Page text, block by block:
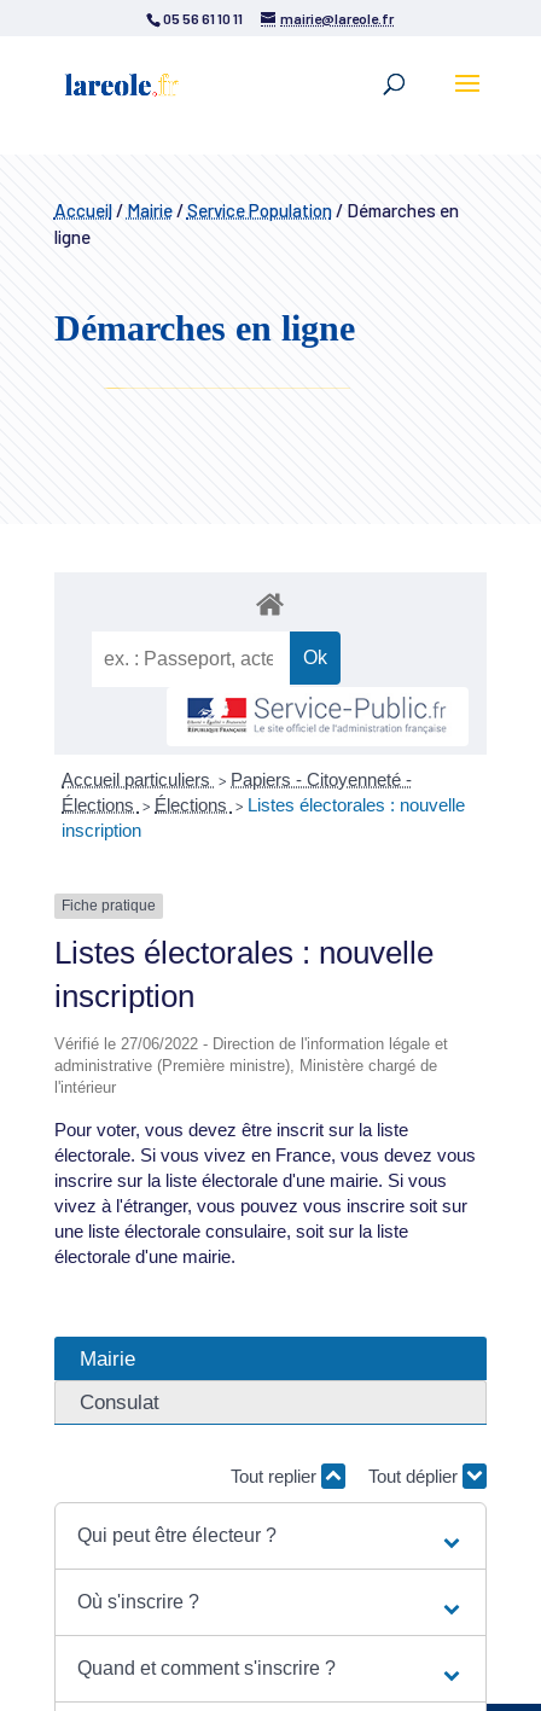
05 56 61 10 11 mairie@lareole.fr
Accueil/ Mairie/Service Population/Démarches en
ligne
Démarches en ligne
Accueil particuliers > Papiers - Citoyenneté -
Élections > Élections > Listes électorales : nouvelle
inscription
Fiche pratique
Listes électorales : nouvelle
inscription
Vérifié le 27/06/2022 - Direction de l'information légale et
administrative (Première ministre), Ministère chargé de
l'intérieur
Pour voter, vous devez être inscrit sur la liste
électorale. Si vous vivez en France, vous devez vous
inscrire sur la liste électorale d'une mairie. Si vous
vivez à l'étranger, vous pouvez vous inscrire soit sur
une liste électorale consulaire, soit sur la liste
électorale d'une mairie.
Mairie
Consulat
Tout replier Tout déplier
Qui peut être électeur ?
Où s'inscrire ?
Quand et comment s'inscrire ?